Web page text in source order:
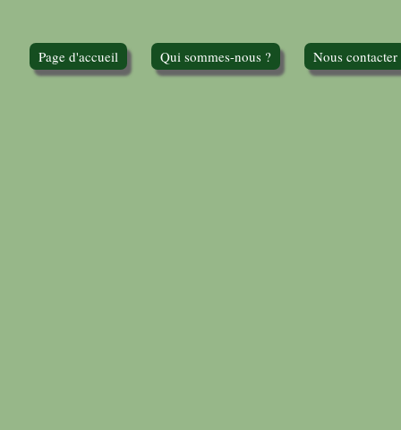
Page d'accueil Qui sommes-nous ? Nous contacter